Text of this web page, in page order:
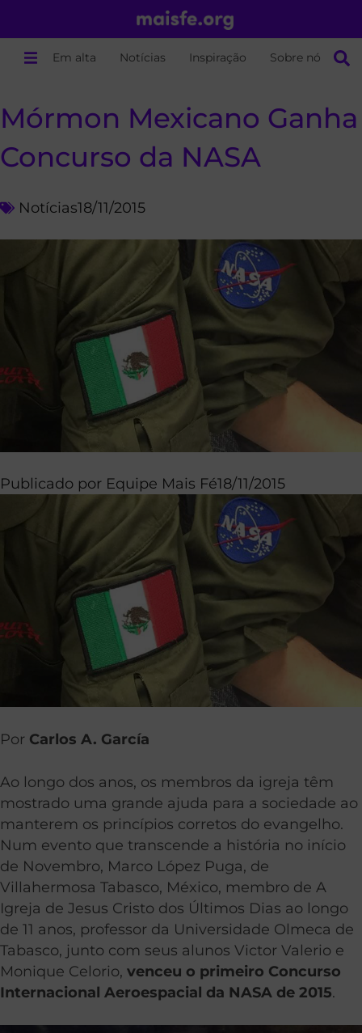
Em alta Notícias Inspiração Sobre nós
Mórmon Mexicano Ganha
Concurso da NASA
Notícias18/11/2015
Publicado por Equipe Mais Fé18/11/2015
Por Carlos A. García
Ao longo dos anos, os membros da igreja têm
mostrado uma grande ajuda para a sociedade ao
manterem os princípios corretos do evangelho.
Num evento que transcende a história no início
de Novembro, Marco López Puga, de
Villahermosa Tabasco, México, membro de A
Igreja de Jesus Cristo dos Últimos Dias ao longo
de 11 anos, professor da Universidade Olmeca de
Tabasco, junto com seus alunos Victor Valerio e
Monique Celorio, venceu o primeiro Concurso
Internacional Aeroespacial da NASA de 2015.